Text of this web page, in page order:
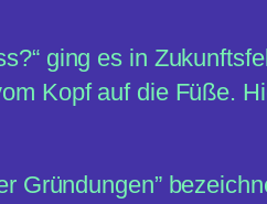
ging es in
Kopf auf die Füße.
Gründungen”